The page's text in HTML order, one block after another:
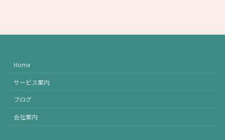
Home
サービス案内
ブログ
会社案内